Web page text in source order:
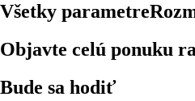
Všetky parametre
Objavte celú ponuku
Bude sa hodiť